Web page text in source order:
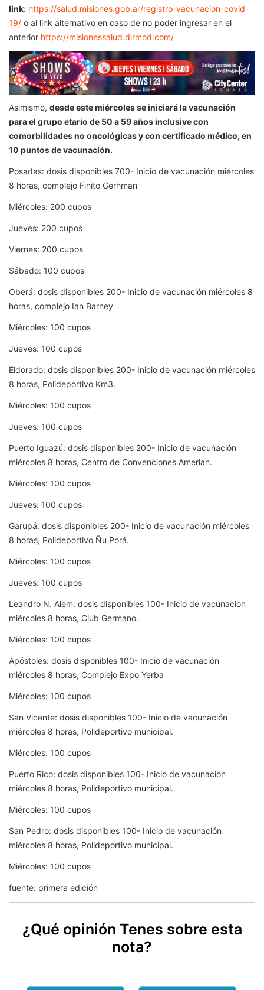
link: https://salud.misiones.gob.ar/registro-vacunacion-covid-
19/ o al link alternativo en caso de no poder ingresar en el
anterior https://misionessalud.dirmod.com/
Asimismo, desde este miércoles se iniciará la vacunación
para el grupo etario de 50 a 59 años inclusive con
comorbilidades no oncológicas y con certificado médico, en
10 puntos de vacunación.
Posadas: dosis disponibles 700- Inicio de vacunación miércoles
8 horas, complejo Finito Gerhman
Miércoles: 200 cupos
Jueves: 200 cupos
Viernes: 200 cupos
Sábado: 100 cupos
Oberá: dosis disponibles 200- Inicio de vacunación miércoles 8
horas, complejo Ian Barney
Miércoles: 100 cupos
Jueves: 100 cupos
Eldorado: dosis disponibles 200- Inicio de vacunación miércoles
8 horas, Polideportivo Km3.
Miércoles: 100 cupos
Jueves: 100 cupos
Puerto Iguazú: dosis disponibles 200- Inicio de vacunación
miércoles 8 horas, Centro de Convenciones Amerian.
Miércoles: 100 cupos
Jueves: 100 cupos
Garupá: dosis disponibles 200- Inicio de vacunación miércoles
8 horas, Polideportivo Ñu Porá.
Miércoles: 100 cupos
Jueves: 100 cupos
Leandro N. Alem: dosis disponibles 100- Inicio de vacunación
miércoles 8 horas, Club Germano.
Miércoles: 100 cupos
Apóstoles: dosis disponibles 100- Inicio de vacunación
miércoles 8 horas, Complejo Expo Yerba
Miércoles: 100 cupos
San Vicente: dosis disponibles 100- Inicio de vacunación
miércoles 8 horas, Polideportivo municipal.
Miércoles: 100 cupos
Puerto Rico: dosis disponibles 100- Inicio de vacunación
miércoles 8 horas, Polideportivo municipal.
Miércoles: 100 cupos
San Pedro: dosis disponibles 100- Inicio de vacunación
miércoles 8 horas, Polideportivo municipal.
Miércoles: 100 cupos
fuente: primera edición
¿Qué opinión Tenes sobre esta
nota?